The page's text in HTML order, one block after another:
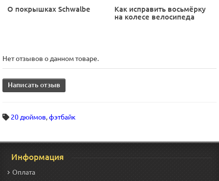
О покрышках Schwalbe
Как исправить восьмёрку
на колесе велосипеда
Нет отзывов о данном товаре.
Написать отзыв
20 дюймов,фэтбайк
Информация
Оплата